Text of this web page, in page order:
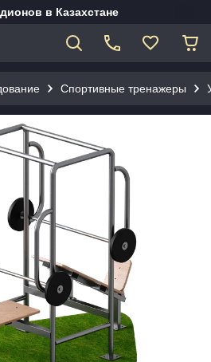
в Казахстане
Спортивные тренажеры